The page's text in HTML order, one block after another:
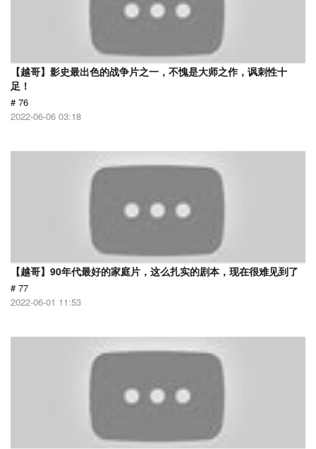
【越哥】影史最出色的战争片之一，不愧是大师之作，讽刺性十
足！
# 76
2022-06-06 03:18
【越哥】90年代最好的家庭片，这么扎实的剧本，现在很难见到了
# 77
2022-06-01 11:53